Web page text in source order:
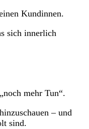
Kundinnen.
sich innerlich
mehr Tun“.
– und
sind.